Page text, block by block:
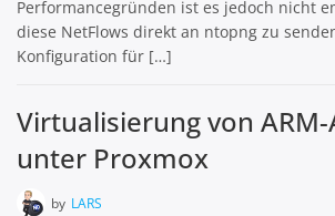
Performancegründen ist es jedoch nicht
diese NetFlows direkt an ntopng zu
Konfiguration für […]
Virtualisierung von
unter Proxmox
by LARS